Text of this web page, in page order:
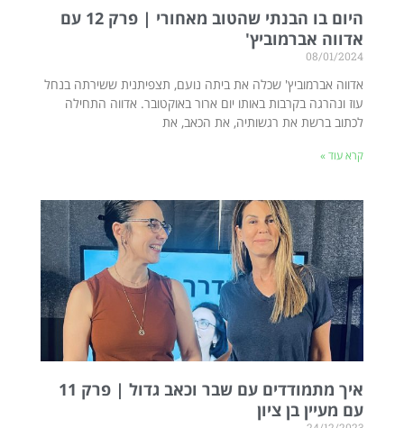
היום בו הבנתי שהטוב מאחורי | פרק 12 עם
אדווה אברמוביץ'
08/01/2024
אדווה אברמוביץ' שכלה את ביתה נועם, תצפיתנית ששירתה בנחל
עוז ונהרגה בקרבות באותו יום ארור באוקטובר. אדווה התחילה
לכתוב ברשת את רגשותיה, את הכאב, את
קרא עוד »
איך מתמודדים עם שבר וכאב גדול | פרק 11
עם מעיין בן ציון